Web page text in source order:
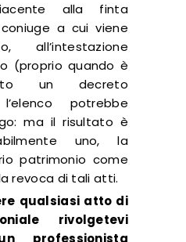
alla finta
a cui viene
all’intestazione
(proprio quando è
un decreto
potrebbe
ma il risultato è
uno, la
patrimonio come
revoca di tali atti.
qualsiasi atto di
rivolgetevi
professionista